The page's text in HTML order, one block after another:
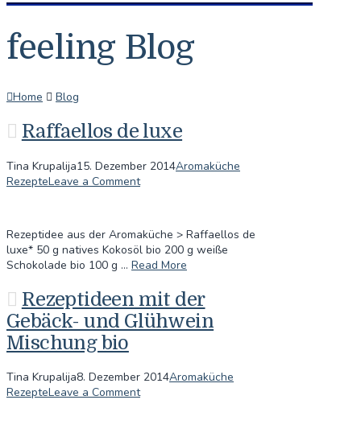
feeling Blog
Home Blog
Raffaellos de luxe
Tina Krupalija15. Dezember 2014Aromaküche
RezepteLeave a Comment
Rezeptidee aus der Aromaküche > Raffaellos de
luxe* 50 g natives Kokosöl bio 200 g weiße
Schokolade bio 100 g … Read More
Rezeptideen mit der
Gebäck- und Glühwein
Mischung bio
Tina Krupalija8. Dezember 2014Aromaküche
RezepteLeave a Comment